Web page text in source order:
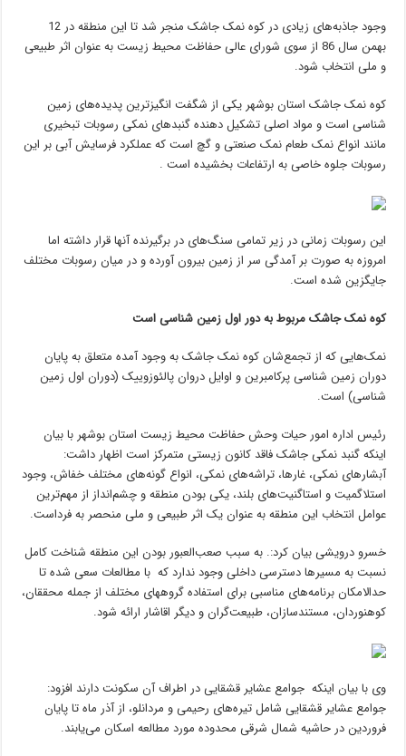
وجود جاذبه‏‌های زیادی در کوه نمک جاشک منجر شد تا این منطقه در 12
بهمن سال 86 از سوی شورای عالی حفاظت محیط‏ زیست به عنوان اثر طبیعی
و ملی انتخاب شود.
کوه نمک جاشک استان بوشهر یکی از شگفت انگیزترین پدیده‌های زمین
شناسی است و مواد اصلی تشکیل دهنده گنبدهای نمکی رسوبات تبخیری
مانند انواع نمک طعام نمک صنعتی و گچ است که عملکرد فرسایش آبی بر این
رسوبات جلوه خاصی به ارتفاعات بخشیده است .
این رسوبات زمانی در زیر تمامی سنگ‌های در برگیرنده آنها قرار داشته اما
امروزه به صورت بر آمدگی سر از زمین بیرون آورده و در میان رسوبات مختلف
جایگزین شده است.
کوه نمک جاشک مربوط به دور اول زمین شناسی است
نمک‌هایی که از تجمع‌شان کوه نمک جاشک به وجود آمده متعلق به پایان
دوران زمین شناسی پرکامبرین و اوایل دروان پالئوزوییک (دوران اول زمین
شناسی) است.
رئیس اداره امور حیات وحش حفاظت محیط زیست استان بوشهر با بیان
اینکه گنبد نمکی جاشک فاقد کانون زیستی متمرکز است اظهار داشت:
آبشارهای نمکی، غارها، تراشه‏‌های نمکی، انواع گونه‌‏های مختلف خفاش، وجود
استلاگمیت و استاگنیت‏‌های بلند، یکی بودن منطقه و چشم‌‏انداز از مهم‌ترین
عوامل انتخاب این منطقه به عنوان یک اثر طبیعی و ملی منحصر به فرداست.
خسرو درویشی بیان کرد:. به سبب صعب‏‌العبور بودن این منطقه شناخت کامل
نسبت به مسیرها دسترسی داخلی وجود ندارد که با مطالعات سعی شده تا
حدالامکان برنامه‌‏های مناسبی برای استفاده گروه‏های مختلف از جمله محققان،
کوه‏نوردان، مستندسازان، طبیعت‌‏گران و دیگر اقاشار ارائه شود.
وی با بیان اینکه جوامع عشایر قشقایی در اطراف آن سکونت دارند افزود:
جوامع عشایر قشقایی شامل تیره‌‏های رحیمی و مردانلو، از آذر ‏ماه تا پایان
فروردین در حاشیه شمال شرقی محدوده مورد مطالعه اسکان می‏‌یابند.